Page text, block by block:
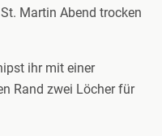
Martin Abend trocken
ihr mit einer
Rand zwei Löcher für